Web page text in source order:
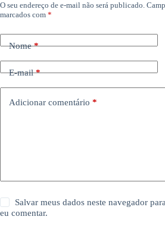
O seu endereço de e-mail não será publicado.
marcados com *
Nome*
E-mail*
Adicionar comentário *
Salvar meus dados neste navegador
eu comentar.